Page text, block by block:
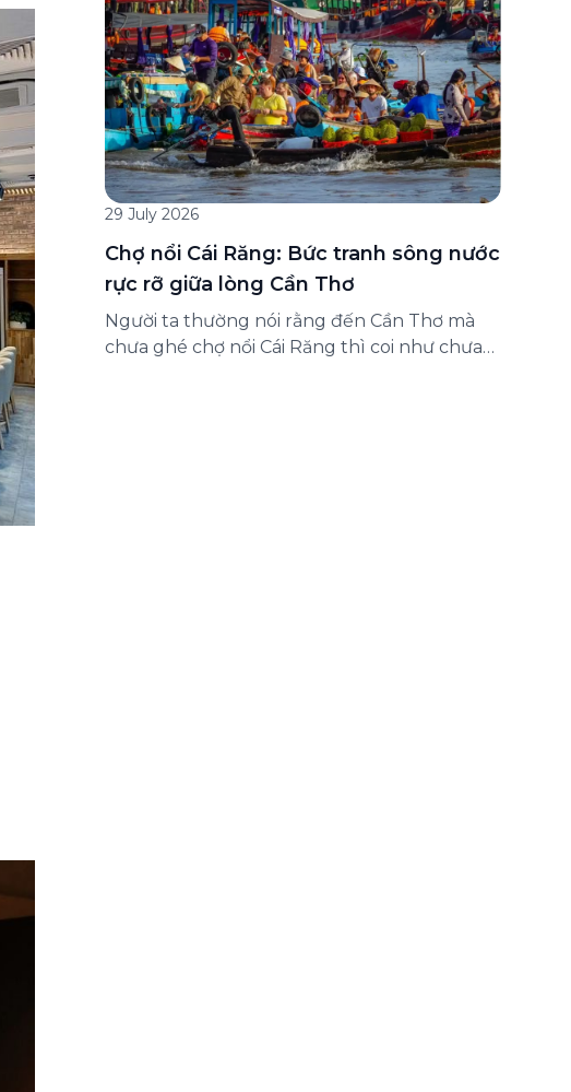
gói bảo hiểm này ngay trên ứng dụng Green
SM, cùng những lưu ý quan trọng trước khi
[…]
29 July 2026
Chợ nổi Cái Răng: Bức tranh sông nước
rực rỡ giữa lòng Cần Thơ
Người ta thường nói rằng đến Cần Thơ mà
chưa ghé chợ nổi Cái Răng thì coi như chưa